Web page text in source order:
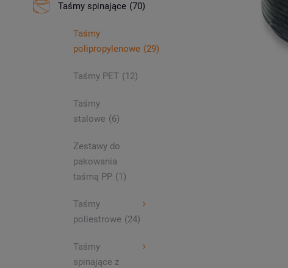
Taśmy spinające (70)
Taśmy
polipropylenowe (29)
Taśmy PET (12)
Taśmy
stalowe (6)
Zestawy do
pakowania
taśmą PP (1)
Taśmy
poliestrowe (24)
Taśmy
spinające z